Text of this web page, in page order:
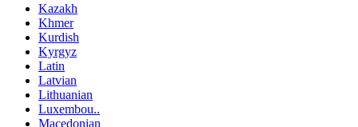
Kazakh
Khmer
Kurdish
Kyrgyz
Latin
Latvian
Lithuanian
Luxembou..
Macedonian